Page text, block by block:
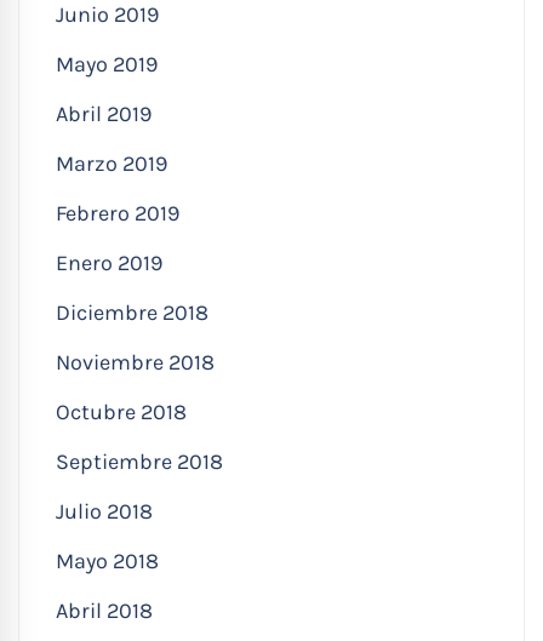
Junio 2019
Mayo 2019
Abril 2019
Marzo 2019
Febrero 2019
Enero 2019
Diciembre 2018
Noviembre 2018
Octubre 2018
Septiembre 2018
Julio 2018
Mayo 2018
Abril 2018